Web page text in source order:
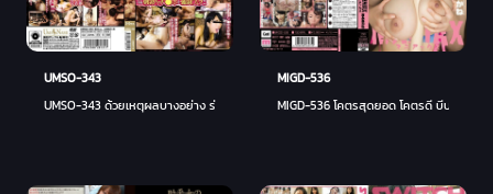
UMSO-343
UMSO-343 ด้วยเหตุผลบางอย่าง ร่านหน้าอกสวยแทรกซึมในโรงแรมบ่อน้ำพุร้อนยอดนิยมแม้
MIGD-536
MIGD-536 โคตรสุดยอด โคตรดี บีบแน่น - โ